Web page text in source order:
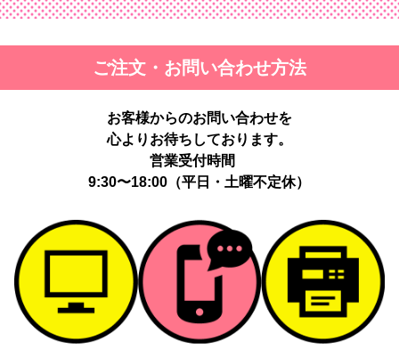
ご注文・お問い合わせ方法
お客様からのお問い合わせを
心よりお待ちしております。
営業受付時間
9:30〜18:00（平日・土曜不定休）